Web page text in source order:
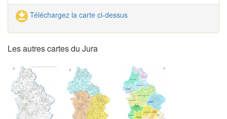
Téléchargez la carte ci-dessus
Les autres cartes du Jura